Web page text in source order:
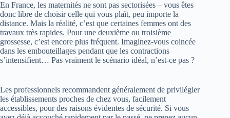
En France, les maternités ne sont pas sectorisées – vous êtes
donc libre de choisir celle qui vous plaît, peu importe la
distance. Mais la réalité, c’est que certaines femmes ont des
travaux très rapides. Pour une deuxième ou troisième
grossesse, c’est encore plus fréquent. Imaginez-vous coincée
dans les embouteillages pendant que les contractions
s’intensifient… Pas vraiment le scénario idéal, n’est-ce pas ?
Les professionnels recommandent généralement de privilégier
les établissements proches de chez vous, facilement
accessibles, pour des raisons évidentes de sécurité. Si vous